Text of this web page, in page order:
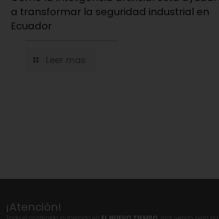
a transformar la seguridad industrial en
Ecuador
Leer mas
¡Atención!